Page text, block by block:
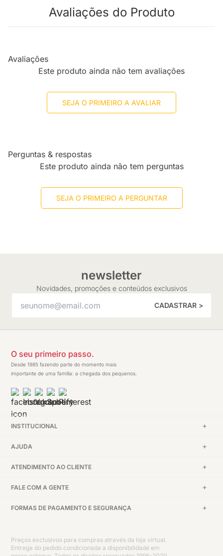
Avaliações do Produto
Avaliações
Este produto ainda não tem avaliações
SEJA O PRIMEIRO A AVALIAR
Perguntas & respostas
Este produto ainda não tem perguntas
SEJA O PRIMEIRO A PERGUNTAR
newsletter
Novidades, promoções e conteúdos exclusivos
CADASTRAR >
O seu primeiro passo.
Desde 1985 fazendo parte do momento mais
importante de uma família: a chegada dos pequenos.
INSTITUCIONAL
AJUDA
ATENDIMENTO AO CLIENTE
FALE COM A GENTE
FORMAS DE PAGAMENTO E SEGURANÇA
Preços exclusivos para compras através da loja virtual.
Entrega do pedido condicionada a disponibilidade em